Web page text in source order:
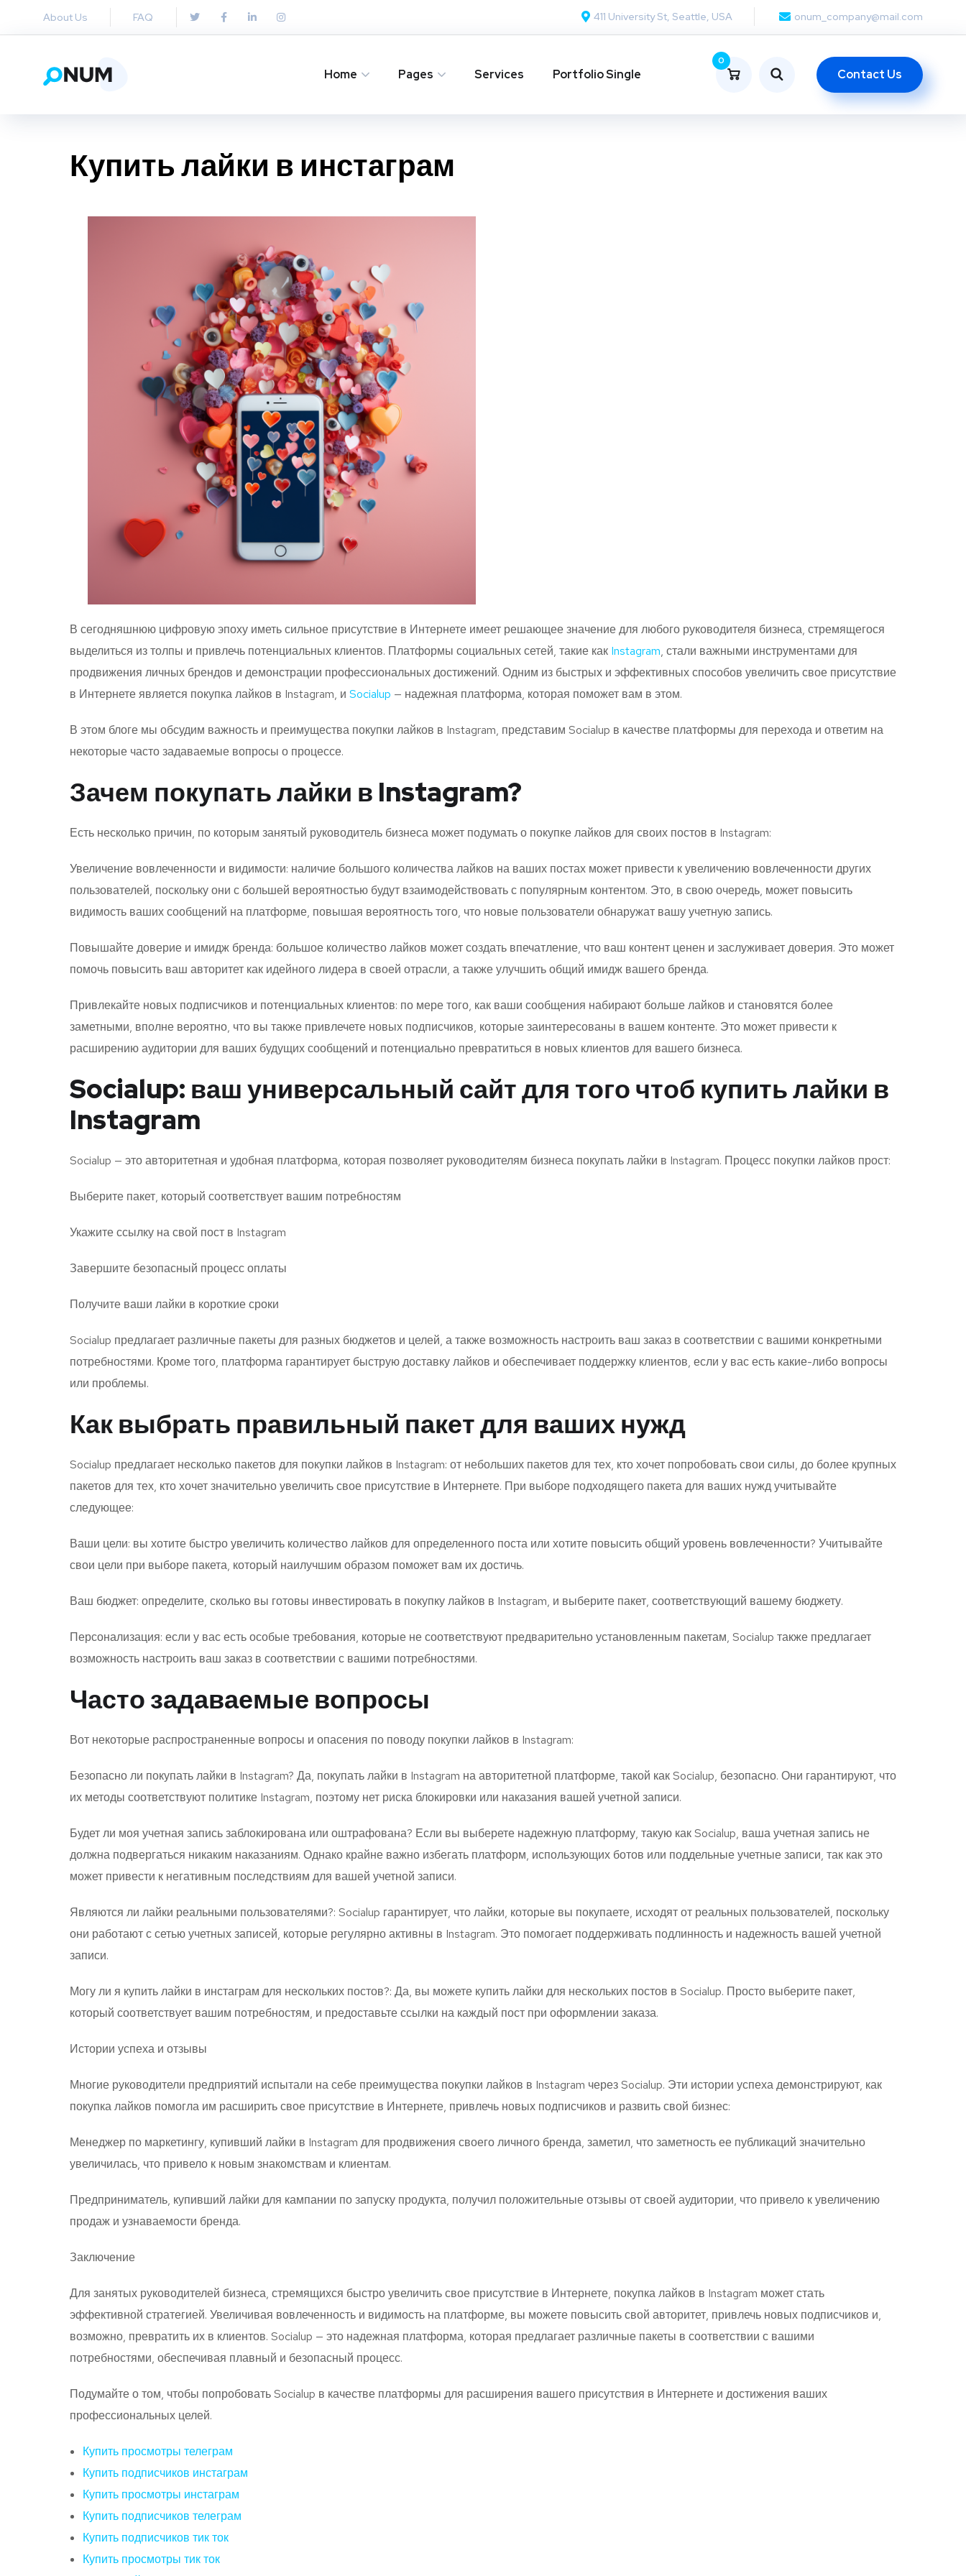
About Us FAQ 411 University St, Seattle, USA onum_company@mail.com
Home Pages Services Portfolio Single
0
Contact Us
Купить лайки в инстаграм
В сегодняшнюю цифровую эпоху иметь сильное присутствие в Интернете имеет решающее значение для любого руководителя бизнеса, стремящегося
выделиться из толпы и привлечь потенциальных клиентов. Платформы социальных сетей, такие как Instagram, стали важными инструментами для
продвижения личных брендов и демонстрации профессиональных достижений. Одним из быстрых и эффективных способов увеличить свое присутствие
в Интернете является покупка лайков в Instagram, и Socialup — надежная платформа, которая поможет вам в этом.
В этом блоге мы обсудим важность и преимущества покупки лайков в Instagram, представим Socialup в качестве платформы для перехода и ответим на
некоторые часто задаваемые вопросы о процессе.
Зачем покупать лайки в Instagram?
Есть несколько причин, по которым занятый руководитель бизнеса может подумать о покупке лайков для своих постов в Instagram:
Увеличение вовлеченности и видимости: наличие большого количества лайков на ваших постах может привести к увеличению вовлеченности других
пользователей, поскольку они с большей вероятностью будут взаимодействовать с популярным контентом. Это, в свою очередь, может повысить
видимость ваших сообщений на платформе, повышая вероятность того, что новые пользователи обнаружат вашу учетную запись.
Повышайте доверие и имидж бренда: большое количество лайков может создать впечатление, что ваш контент ценен и заслуживает доверия. Это может
помочь повысить ваш авторитет как идейного лидера в своей отрасли, а также улучшить общий имидж вашего бренда.
Привлекайте новых подписчиков и потенциальных клиентов: по мере того, как ваши сообщения набирают больше лайков и становятся более
заметными, вполне вероятно, что вы также привлечете новых подписчиков, которые заинтересованы в вашем контенте. Это может привести к
расширению аудитории для ваших будущих сообщений и потенциально превратиться в новых клиентов для вашего бизнеса.
Socialup: ваш универсальный сайт для того чтоб купить лайки в
Instagram
Socialup — это авторитетная и удобная платформа, которая позволяет руководителям бизнеса покупать лайки в Instagram. Процесс покупки лайков прост:
Выберите пакет, который соответствует вашим потребностям
Укажите ссылку на свой пост в Instagram
Завершите безопасный процесс оплаты
Получите ваши лайки в короткие сроки
Socialup предлагает различные пакеты для разных бюджетов и целей, а также возможность настроить ваш заказ в соответствии с вашими конкретными
потребностями. Кроме того, платформа гарантирует быструю доставку лайков и обеспечивает поддержку клиентов, если у вас есть какие-либо вопросы
или проблемы.
Как выбрать правильный пакет для ваших нужд
Socialup предлагает несколько пакетов для покупки лайков в Instagram: от небольших пакетов для тех, кто хочет попробовать свои силы, до более крупных
пакетов для тех, кто хочет значительно увеличить свое присутствие в Интернете. При выборе подходящего пакета для ваших нужд учитывайте
следующее:
Ваши цели: вы хотите быстро увеличить количество лайков для определенного поста или хотите повысить общий уровень вовлеченности? Учитывайте
свои цели при выборе пакета, который наилучшим образом поможет вам их достичь.
Ваш бюджет: определите, сколько вы готовы инвестировать в покупку лайков в Instagram, и выберите пакет, соответствующий вашему бюджету.
Персонализация: если у вас есть особые требования, которые не соответствуют предварительно установленным пакетам, Socialup также предлагает
возможность настроить ваш заказ в соответствии с вашими потребностями.
Часто задаваемые вопросы
Вот некоторые распространенные вопросы и опасения по поводу покупки лайков в Instagram:
Безопасно ли покупать лайки в Instagram? Да, покупать лайки в Instagram на авторитетной платформе, такой как Socialup, безопасно. Они гарантируют, что
их методы соответствуют политике Instagram, поэтому нет риска блокировки или наказания вашей учетной записи.
Будет ли моя учетная запись заблокирована или оштрафована? Если вы выберете надежную платформу, такую как Socialup, ваша учетная запись не
должна подвергаться никаким наказаниям. Однако крайне важно избегать платформ, использующих ботов или поддельные учетные записи, так как это
может привести к негативным последствиям для вашей учетной записи.
Являются ли лайки реальными пользователями?: Socialup гарантирует, что лайки, которые вы покупаете, исходят от реальных пользователей, поскольку
они работают с сетью учетных записей, которые регулярно активны в Instagram. Это помогает поддерживать подлинность и надежность вашей учетной
записи.
Могу ли я купить лайки в инстаграм для нескольких постов?: Да, вы можете купить лайки для нескольких постов в Socialup. Просто выберите пакет,
который соответствует вашим потребностям, и предоставьте ссылки на каждый пост при оформлении заказа.
Истории успеха и отзывы
Многие руководители предприятий испытали на себе преимущества покупки лайков в Instagram через Socialup. Эти истории успеха демонстрируют, как
покупка лайков помогла им расширить свое присутствие в Интернете, привлечь новых подписчиков и развить свой бизнес:
Менеджер по маркетингу, купивший лайки в Instagram для продвижения своего личного бренда, заметил, что заметность ее публикаций значительно
увеличилась, что привело к новым знакомствам и клиентам.
Предприниматель, купивший лайки для кампании по запуску продукта, получил положительные отзывы от своей аудитории, что привело к увеличению
продаж и узнаваемости бренда.
Заключение
Для занятых руководителей бизнеса, стремящихся быстро увеличить свое присутствие в Интернете, покупка лайков в Instagram может стать
эффективной стратегией. Увеличивая вовлеченность и видимость на платформе, вы можете повысить свой авторитет, привлечь новых подписчиков и,
возможно, превратить их в клиентов. Socialup — это надежная платформа, которая предлагает различные пакеты в соответствии с вашими
потребностями, обеспечивая плавный и безопасный процесс.
Подумайте о том, чтобы попробовать Socialup в качестве платформы для расширения вашего присутствия в Интернете и достижения ваших
профессиональных целей.
Купить просмотры телеграм
Купить подписчиков инстаграм
Купить просмотры инстаграм
Купить подписчиков телеграм
Купить подписчиков тик ток
Купить просмотры тик ток